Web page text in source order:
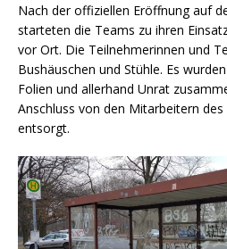
Nach der offiziellen Eröffnung auf
starteten die Teams zu ihren
vor Ort. Die Teilnehmerinnen und
Bushäuschen und Stühle. Es
Folien und allerhand Unrat
Anschluss von den Mitarbeitern
entsorgt.